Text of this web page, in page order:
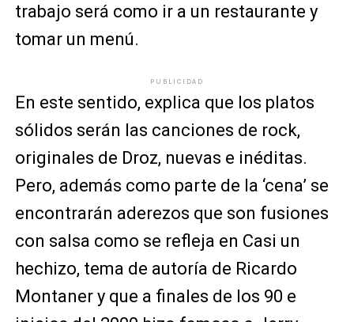
trabajo será como ir a un restaurante y
tomar un menú.
PUBLICIDAD
En este sentido, explica que los platos
sólidos serán las canciones de rock,
originales de Droz, nuevas e inéditas.
Pero, además como parte de la ‘cena’ se
encontrarán aderezos que son fusiones
con salsa como se refleja en Casi un
hechizo, tema de autoría de Ricardo
Montaner y que a finales de los 90 e